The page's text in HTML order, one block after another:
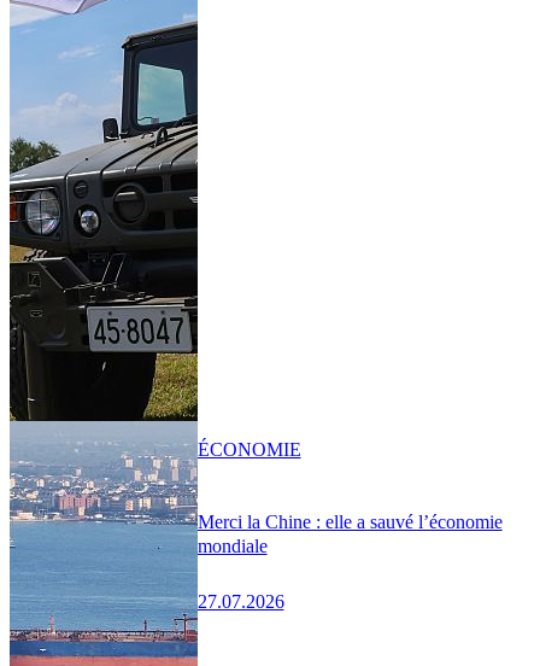
Merci la Chine : elle a sauvé l’économie
mondiale
27.07.2026
ÉCONOMIE